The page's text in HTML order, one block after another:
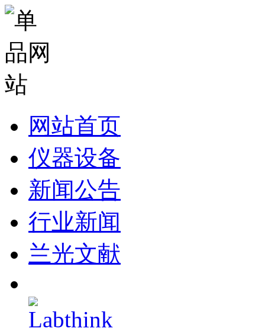
网站首页
仪器设备
新闻公告
行业新闻
兰光文献